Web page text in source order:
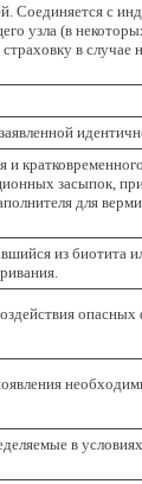
Соединяется с
узла (в
в
засыпок,
для
из биотита
опасных
в